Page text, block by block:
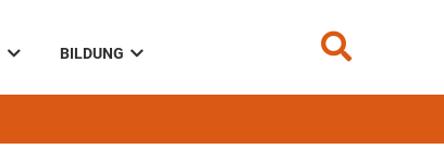
BILDUNG